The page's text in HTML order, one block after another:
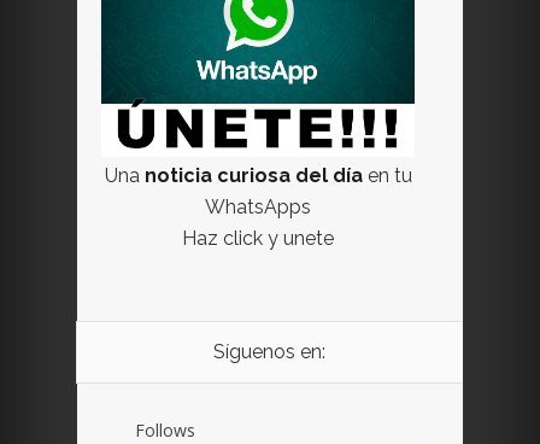
Una noticia curiosa del díaen tu
WhatsApps
Haz click y unete
Síguenos en:
Follows